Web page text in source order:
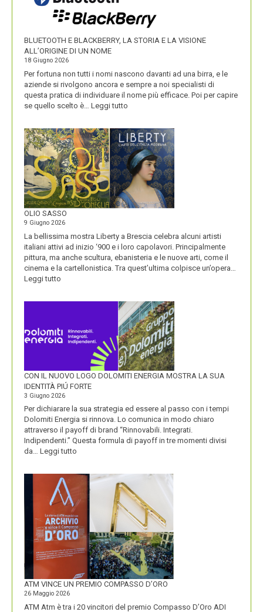
DEI
SUOI
PRODOTTI
BLUETOOTH E BLACKBERRY, LA STORIA E LA VISIONE
ALL’ORIGINE DI UN NOME
18 Giugno 2026
Per fortuna non tutti i nomi nascono davanti ad una birra, e le
aziende si rivolgono ancora e sempre a noi specialisti di
questa pratica di individuare il nome più efficace. Poi per capire
se quello scelto è… Leggi tutto
BLACKBERRY,
LA
STORIA
E
LA
VISIONE
ALL’ORIGINE
DI
NOME
OLIO SASSO
9 Giugno 2026
La bellissima mostra Liberty a Brescia celebra alcuni artisti
italiani attivi ad inizio ‘900 e i loro capolavori. Principalmente
pittura, ma anche scultura, ebanisteria e le nuove arti, come il
cinema e la cartellonistica. Tra quest’ultima colpisce un’opera…
Leggi tutto
CON IL NUOVO LOGO DOLOMITI ENERGIA MOSTRA LA SUA
IDENTITÀ PIÚ FORTE
3 Giugno 2026
Per dichiarare la sua strategia ed essere al passo con i tempi
Dolomiti Energia si rinnova. Lo comunica in modo chiaro
attraverso il payoff di brand “Rinnovabili. Integrati.
Indipendenti.” Questa formula di payoff in tre momenti divisi
da… Leggi tutto
IL
NUOVO
LOGO
DOLOMITI
ENERGIA
MOSTRA
LA
SUA
IDENTITÀ
FORTE
ATM VINCE UN PREMIO COMPASSO D’ORO
26 Maggio 2026
ATM Atm è tra i 20 vincitori del premio Compasso D’Oro ADI